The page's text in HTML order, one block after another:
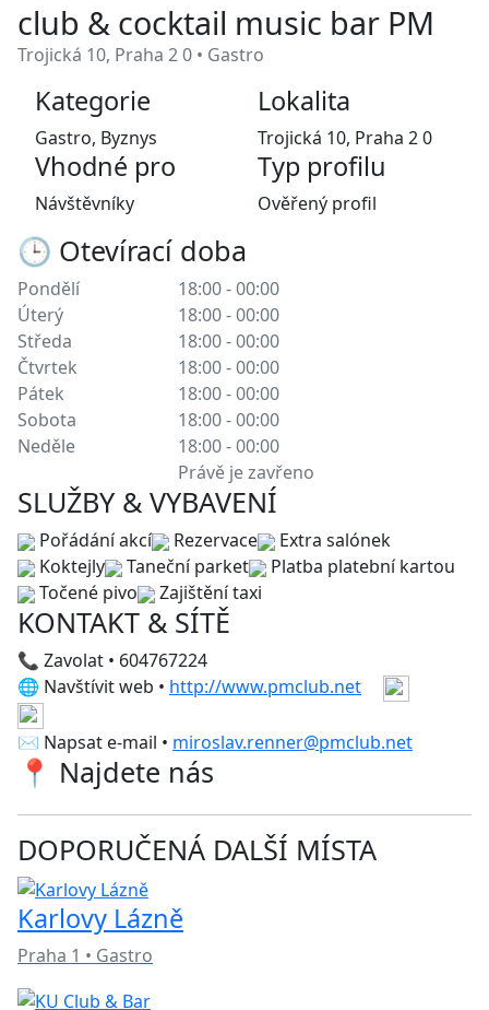
club & cocktail music bar PM
Trojická 10, Praha 2 0 • Gastro
Kategorie
Gastro, Byznys
Lokalita
Trojická 10, Praha 2 0
Vhodné pro
Návštěvníky
Typ profilu
Ověřený profil
🕒 Otevírací doba
Pondělí
18:00 - 00:00
Úterý
18:00 - 00:00
Středa
18:00 - 00:00
Čtvrtek
18:00 - 00:00
Pátek
18:00 - 00:00
Sobota
18:00 - 00:00
Neděle
18:00 - 00:00
Právě je zavřeno
SLUŽBY & VYBAVENÍ
Pořádání akcí Rezervace
Extra salónek
Koktejly
Taneční parket
Platba platební kartou
Točené pivo
Zajištění taxi
KONTAKT & SÍTĚ
📞 Zavolat • 604767224
🌐 Navštívit web • http://www.pmclub.net
✉️ Napsat e-mail • miroslav.renner@pmclub.net
📍 Najdete nás
DOPORUČENÁ DALŠÍ MÍSTA
Karlovy Lázně
Praha 1 • Gastro